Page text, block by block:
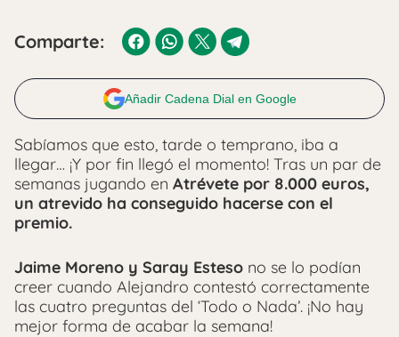
Comparte:
Añadir Cadena Dial en Google
Sabíamos que esto, tarde o temprano, iba a
llegar… ¡Y por fin llegó el momento! Tras un par de
semanas jugando en Atrévete por 8.000 euros,
un atrevido ha conseguido hacerse con el
premio.
Jaime Moreno y Saray Esteso no se lo podían
creer cuando Alejandro contestó correctamente
las cuatro preguntas del ‘Todo o Nada’. ¡No hay
mejor forma de acabar la semana!